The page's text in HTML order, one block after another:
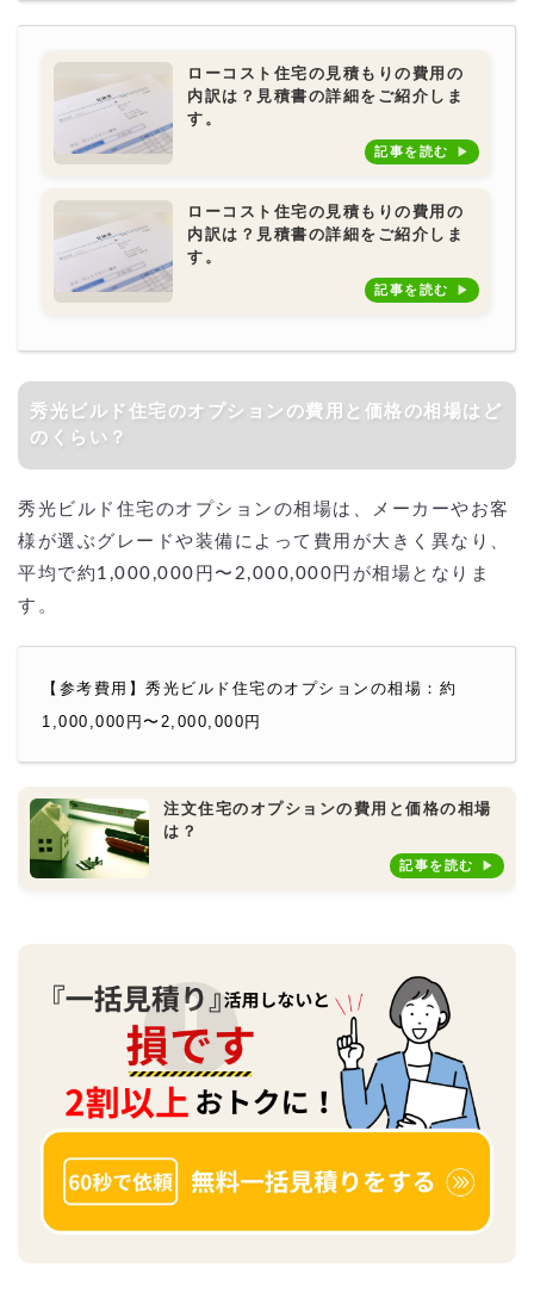
ローコスト住宅の見積もりの費用の
内訳は？見積書の詳細をご紹介しま
す。
記事を読む
ローコスト住宅の見積もりの費用の
内訳は？見積書の詳細をご紹介しま
す。
記事を読む
秀光ビルド住宅のオプションの費用と価格の相場はど
のくらい？
秀光ビルド住宅のオプションの相場は、メーカーやお客
様が選ぶグレードや装備によって費用が大きく異なり、
平均で約1,000,000円〜2,000,000円が相場となりま
す。
【参考費用】秀光ビルド住宅のオプションの相場：約
1,000,000円〜2,000,000円
注文住宅のオプションの費用と価格の相場
は？
記事を読む